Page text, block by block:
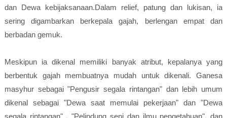
dan Dewa kebijaksanaan.Dalam relief, patung dan lukisan, ia
sering digambarkan berkepala gajah, berlengan empat dan
berbadan gemuk.
Meskipun ia dikenal memiliki banyak atribut, kepalanya yang
berbentuk gajah membuatnya mudah untuk dikenali. Ganesa
masyhur sebagai "Pengusir segala rintangan" dan lebih umum
dikenal sebagai "Dewa saat memulai pekerjaan" dan "Dewa
segala rintangan" , "Pelindung seni dan ilmu pengetahuan", dan